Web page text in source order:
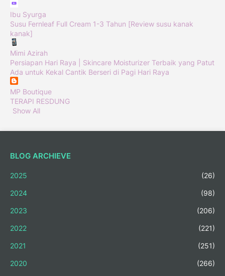
Ibu Syurga
Susu Fernleaf Full Cream 1-3 Tahun [Review susu kanak
kanak]
Mimi Azirah
Persiapan Hari Raya | Skincare Moisturizer Terbaik yang Patut
Ada untuk Kekal Cantik Berseri di Pagi Hari Raya
MP Boutique
TERAPI RESDUNG
Show All
BLOG ARCHIEVE
2025 (26)
2024 (98)
2023 (206)
2022 (221)
2021 (251)
2020 (266)